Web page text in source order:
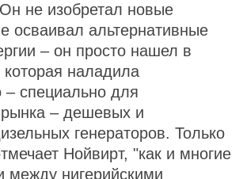
не изобретал новые
осваивал альтернативные
– он просто нашел в
наладила
– специально для
рынка – дешевых и
генераторов. Только
Нойвирт, "как и многие
между нигерийскими